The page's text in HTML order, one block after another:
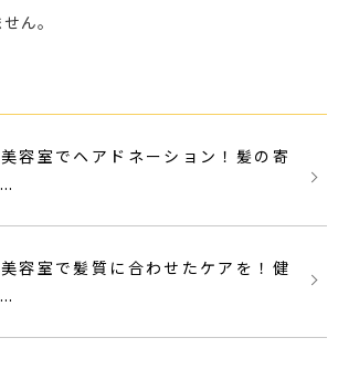
ん。
容室でヘアドネーション！髪の寄
容室で髪質に合わせたケアを！健